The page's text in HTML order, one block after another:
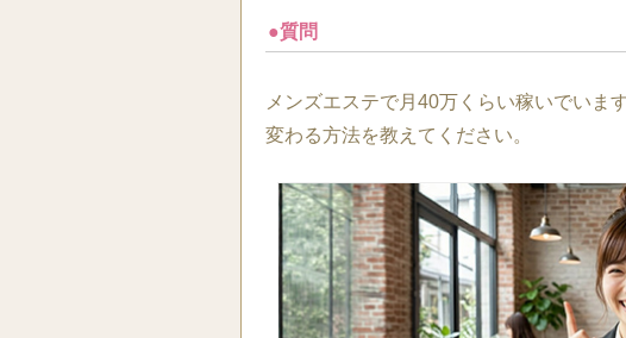
●質問
メンズエステで月40万くらい稼いでいま
変わる方法を教えてください。